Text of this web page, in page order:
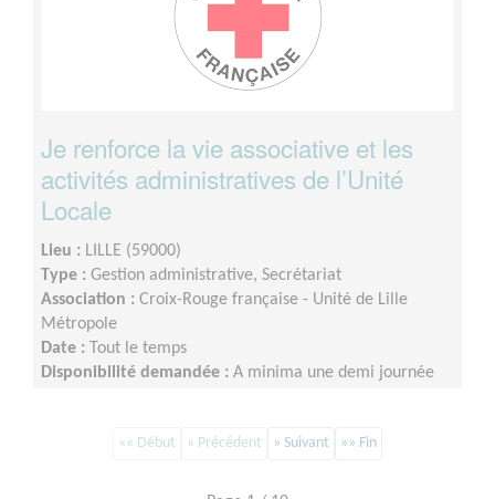
Je renforce la vie associative et les
activités administratives de l’Unité
Locale
Lieu : LILLE (59000)
Type : Gestion administrative, Secrétariat
Association : Croix-Rouge française - Unité de Lille
Métropole
Date : Tout le temps
Disponibilité demandée : A minima une demi journée
«« Début « Précédent » Suivant »» Fin